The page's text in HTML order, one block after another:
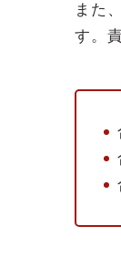
また
す。